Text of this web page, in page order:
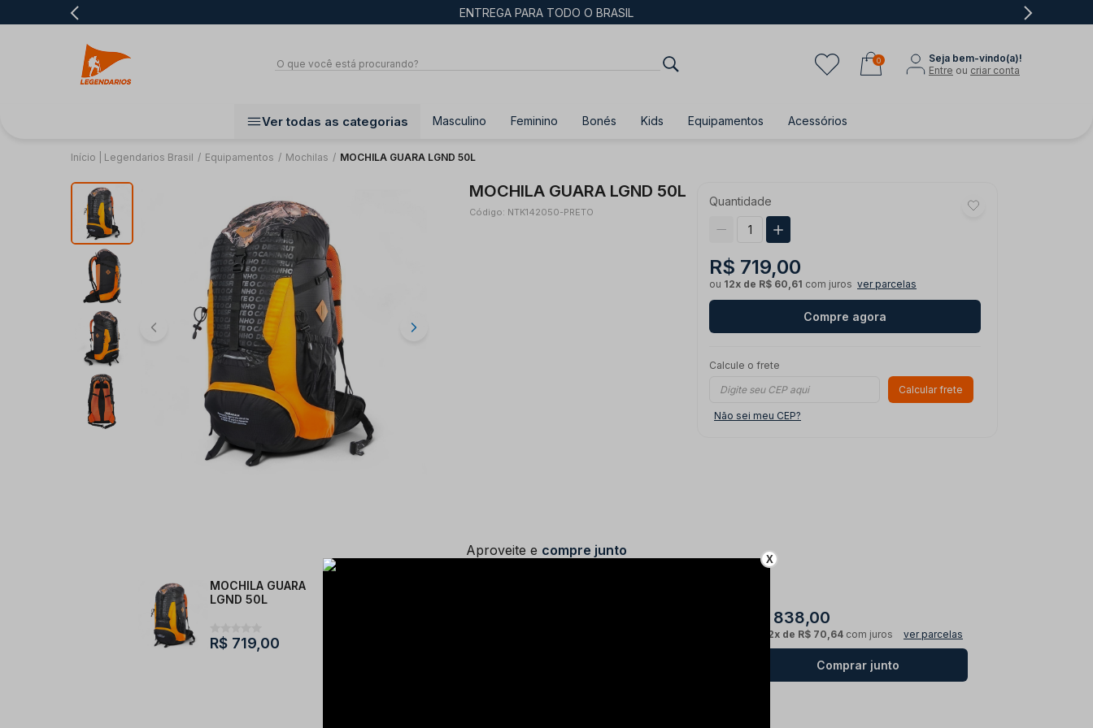
ENTREGA PARA TODO O BRASIL
0
Seja bem-vindo(a)!
Entre ou criar conta
Ver todas as categorias Masculino Feminino Bonés Kids Equipamentos Acessórios
Início | Legendarios Brasil / Equipamentos / Mochilas / MOCHILA GUARA LGND 50L
MOCHILA GUARA LGND 50L
Código: NTK142050-PRETO
Quantidade
R$ 719,00
ou 12x de R$ 60,61 com juros ver parcelas
Compre agora
Calcule o frete
Calcular frete
Não sei meu CEP?
Aproveite e compre junto
MOCHILA GUARA
LGND 50L
R$ 719,00
R$ 838,00
12x de R$ 70,64 com juros ver parcelas
Comprar junto
X